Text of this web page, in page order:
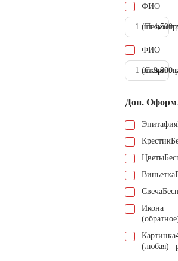
ФИО
1 шт.4.500
ФИО
1 шт.9.000
Доп.
Эпитафия
Крестик
Цветы
Виньетка
Свеча
Икона
Картинка
(любая)